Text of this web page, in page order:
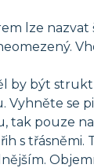
lze
by být
se
tak pouze
s